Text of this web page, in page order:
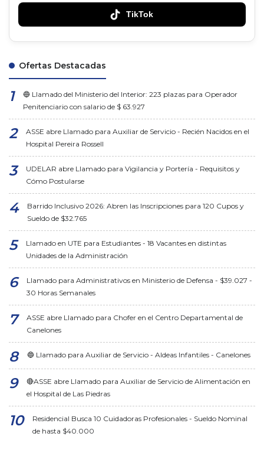
TikTok
Ofertas Destacadas
🔵 Llamado del Ministerio del Interior: 223 plazas para Operador
Penitenciario con salario de $ 63.927
ASSE abre Llamado para Auxiliar de Servicio - Recién Nacidos en el
Hospital Pereira Rossell
UDELAR abre Llamado para Vigilancia y Portería - Requisitos y
Cómo Postularse
Barrido Inclusivo 2026: Abren las Inscripciones para 120 Cupos y
Sueldo de $32.765
Llamado en UTE para Estudiantes - 18 Vacantes en distintas
Unidades de la Administración
Llamado para Administrativos en Ministerio de Defensa - $39.027 -
30 Horas Semanales
ASSE abre Llamado para Chofer en el Centro Departamental de
Canelones
🔵 Llamado para Auxiliar de Servicio - Aldeas Infantiles - Canelones
🔴ASSE abre Llamado para Auxiliar de Servicio de Alimentación en
el Hospital de Las Piedras
Residencial Busca 10 Cuidadoras Profesionales - Sueldo Nominal
de hasta $40.000